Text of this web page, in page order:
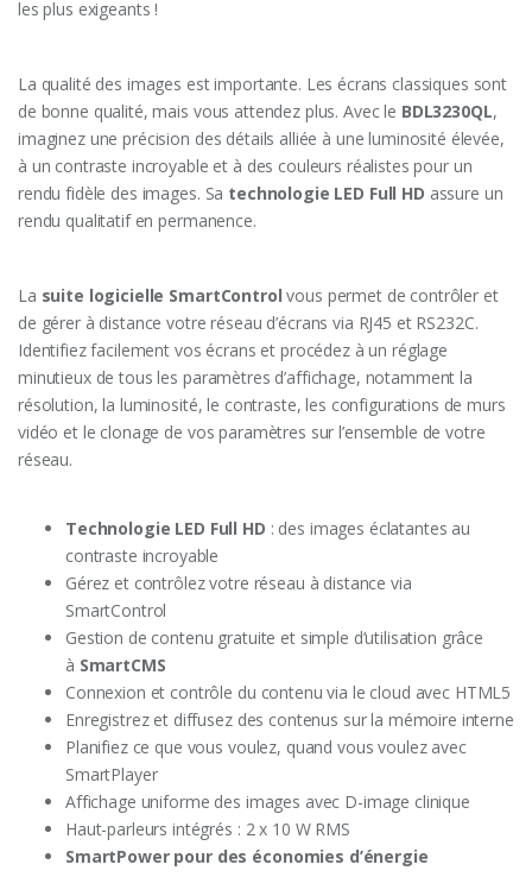
les plus exigeants !
La qualité des images est importante. Les écrans classiques sont
de bonne qualité, mais vous attendez plus. Avec le BDL3230QL,
imaginez une précision des détails alliée à une luminosité élevée,
à un contraste incroyable et à des couleurs réalistes pour un
rendu fidèle des images. Sa technologie LED Full HD assure un
rendu qualitatif en permanence.
La suite logicielle SmartControl vous permet de contrôler et
de gérer à distance votre réseau d’écrans via RJ45 et RS232C.
Identifiez facilement vos écrans et procédez à un réglage
minutieux de tous les paramètres d’affichage, notamment la
résolution, la luminosité, le contraste, les configurations de murs
vidéo et le clonage de vos paramètres sur l’ensemble de votre
réseau.
Technologie LED Full HD : des images éclatantes au
contraste incroyable
Gérez et contrôlez votre réseau à distance via
SmartControl
Gestion de contenu gratuite et simple d’utilisation grâce
à SmartCMS
Connexion et contrôle du contenu via le cloud avec HTML5
Enregistrez et diffusez des contenus sur la mémoire interne
Planifiez ce que vous voulez, quand vous voulez avec
SmartPlayer
Affichage uniforme des images avec D-image clinique
Haut-parleurs intégrés : 2 x 10 W RMS
SmartPower pour des économies d’énergie